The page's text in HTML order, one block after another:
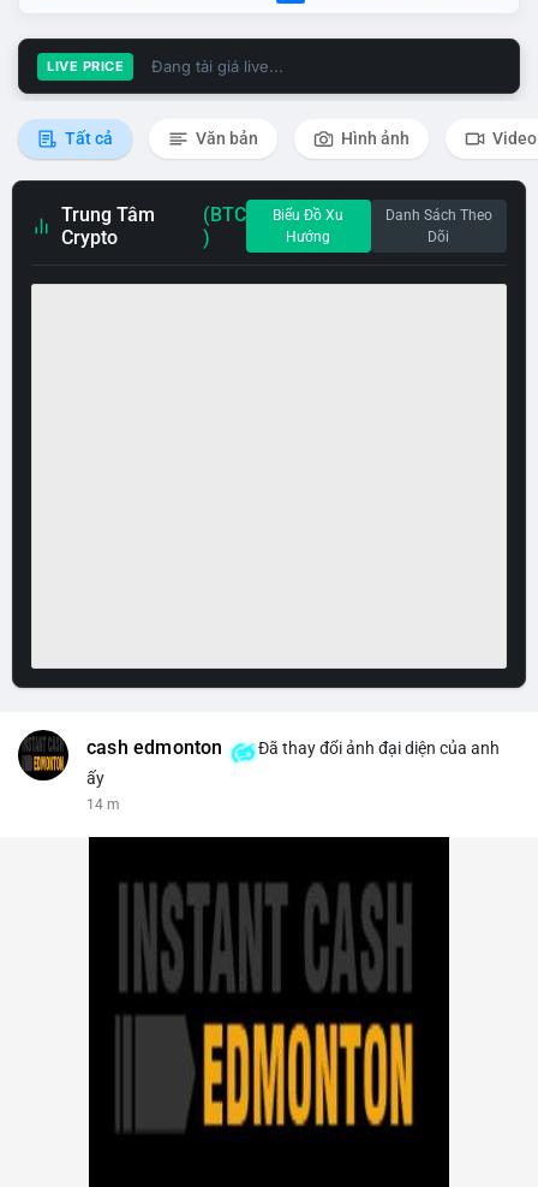
LIVE PRICE Đang tải giá live...
Tất cả Văn bản Hình ảnh Video
Trung Tâm
Crypto
(BTC
)
Biểu Đồ Xu
Hướng
Danh Sách Theo
Dõi
cash edmonton
Đã thay đổi ảnh đại diện của anh
ấy
14 m